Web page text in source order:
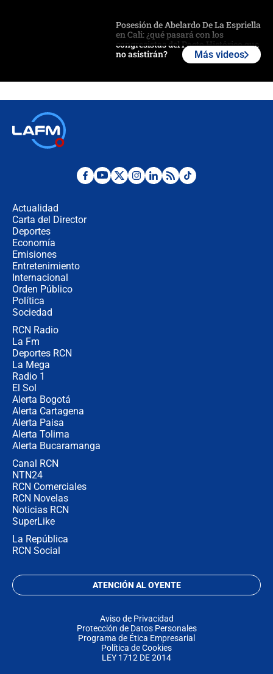
Posesión de Abelardo De La Espriella
en Cali: ¿qué pasará con los
congresistas del Pacto Histórico que
no asistirán?
¿Por qué De la Espriella gobernará
Más videos
Actualidad
Carta del Director
Deportes
Economía
Emisiones
Entretenimiento
Internacional
Orden Público
Política
Sociedad
RCN Radio
La Fm
Deportes RCN
La Mega
Radio 1
El Sol
Alerta Bogotá
Alerta Cartagena
Alerta Paisa
Alerta Tolima
Alerta Bucaramanga
Canal RCN
NTN24
RCN Comerciales
RCN Novelas
Noticias RCN
SuperLike
La República
RCN Social
ATENCIÓN AL OYENTE
Aviso de Privacidad
Protección de Datos Personales
Programa de Ética Empresarial
Política de Cookies
LEY 1712 DE 2014